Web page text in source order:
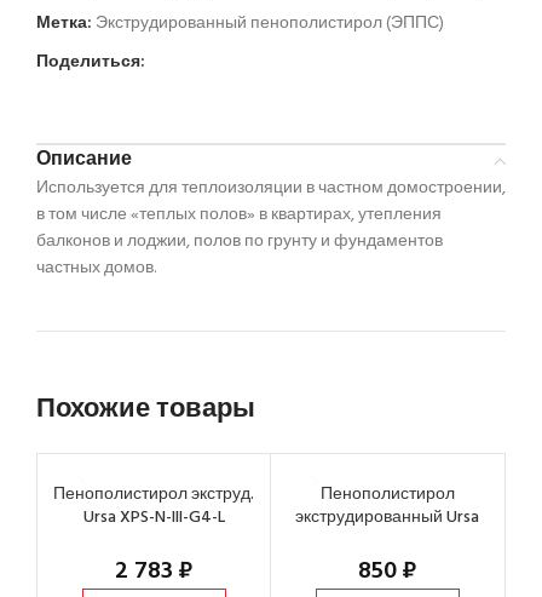
Метка: Экструдированный пенополистирол (ЭППС)
Поделиться:
Описание
Используется для теплоизоляции в частном домостроении,
в том числе «теплых полов» в квартирах, утепления
балконов и лоджии, полов по грунту и фундаментов
частных домов.
Похожие товары
Пенополистирол экструд.
Ursa XPS-N-III-G4-L
2 783₽
Пенополистирол
экструдированный Ursa
мм, 1 шт
850₽